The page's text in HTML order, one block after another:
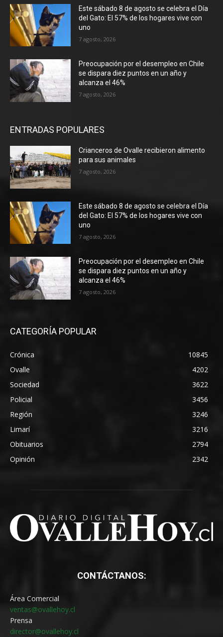
Este sábado 8 de agosto se celebra el Día
del Gato: El 57% de los hogares vive con
uno
7 agosto, 2026
Preocupación por el desempleo en Chile
se dispara diez puntos en un año y
alcanza el 46%
7 agosto, 2026
ENTRADAS POPULARES
Crianceros de Ovalle recibieron alimento
para sus animales
7 agosto, 2026
Este sábado 8 de agosto se celebra el Día
del Gato: El 57% de los hogares vive con
uno
7 agosto, 2026
Preocupación por el desempleo en Chile
se dispara diez puntos en un año y
alcanza el 46%
7 agosto, 2026
CATEGORÍA POPULAR
Crónica
10845
Ovalle
4202
Sociedad
3622
Policial
3456
Región
3246
Limarí
3216
Obituarios
2794
Opinión
2342
CONTÁCTANOS:
Área Comercial
ventas@ovallehoy.cl
Prensa
director@ovallehoy.cl